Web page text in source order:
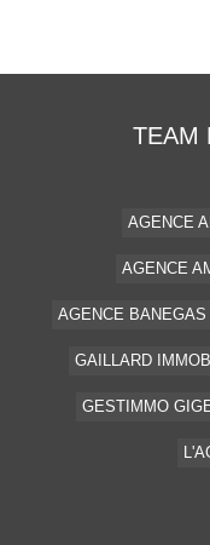
TEAM
AGENCE
AGENCE
AGENCE BANEGAS
GAILLARD
GESTIMMO